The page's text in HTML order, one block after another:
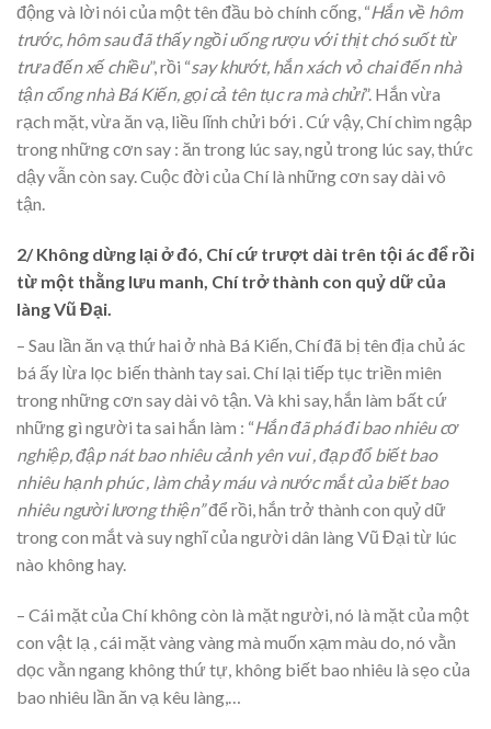
động và lời nói của một tên đầu bò chính cống, “Hắn về hôm
trước, hôm sau đã thấy ngồi uống rượu với thịt chó suốt từ
trưa đến xế chiều”, rồi “say khướt, hắn xách vỏ chai đến nhà
tận cổng nhà Bá Kiến, gọi cả tên tục ra mà chửi”. Hắn vừa
rạch mặt, vừa ăn vạ, liều lĩnh chửi bới . Cứ vậy, Chí chìm ngập
trong những cơn say : ăn trong lúc say, ngủ trong lúc say, thức
dậy vẫn còn say. Cuộc đời của Chí là những cơn say dài vô
tận.
2/ Không dừng lại ở đó, Chí cứ trượt dài trên tội ác để rồi
từ một thằng lưu manh, Chí trở thành con quỷ dữ của
làng Vũ Đại.
– Sau lần ăn vạ thứ hai ở nhà Bá Kiến, Chí đã bị tên địa chủ ác
bá ấy lừa lọc biến thành tay sai. Chí lại tiếp tục triền miên
trong những cơn say dài vô tận. Và khi say, hắn làm bất cứ
những gì người ta sai hắn làm : “Hắn đã phá đi bao nhiêu cơ
nghiệp, đập nát bao nhiêu cảnh yên vui , đạp đổ biết bao
nhiêu hạnh phúc , làm chảy máu và nước mắt của biết bao
nhiêu người lương thiện”để rồi, hắn trở thành con quỷ dữ
trong con mắt và suy nghĩ của người dân làng Vũ Đại từ lúc
nào không hay.
– Cái mặt của Chí không còn là mặt người, nó là mặt của một
con vật lạ , cái mặt vàng vàng mà muốn xạm màu do, nó vằn
dọc vằn ngang không thứ tự, không biết bao nhiêu là sẹo của
bao nhiêu lần ăn vạ kêu làng,…